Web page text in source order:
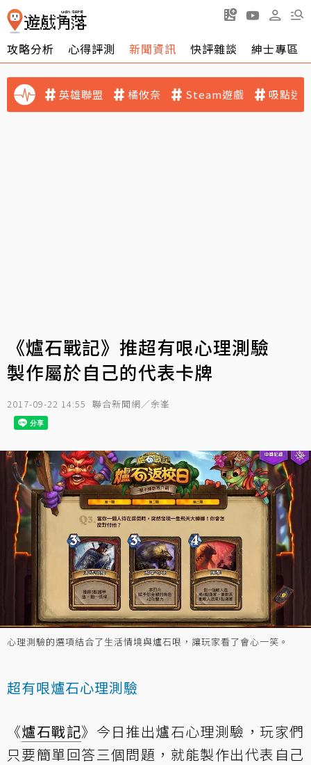
攻略分析 心得評測 新聞資訊 快評雜談 紳士專區
英雄聯盟 橘攸奈 Steam遊戲 吸點迷
《爐石戰記》推超有哏心理測驗
製作屬於自己的代表卡牌
2017-09-22 14:55 聯合新聞網／余峯
心理測驗的選項結合了生活情境與爐石哏，讓玩家看了會心一笑。
超有哏爐石心理測驗
《爐石戰記》今日推出爐石心理測驗 ，玩家們
只要簡單回答三個問題，就能製作出代表自己